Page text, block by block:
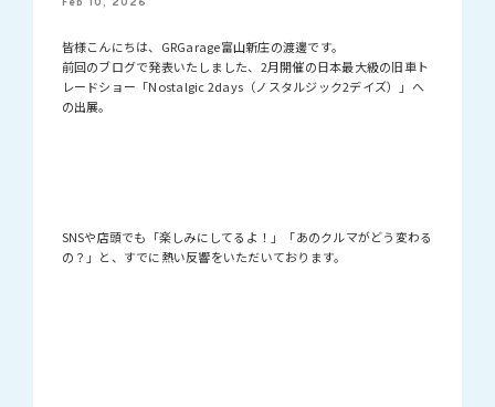
皆様こんにちは、GRGarage富山新庄の渡邊です。
前回のブログで発表いたしました、2月開催の日本最大級の旧車ト
レードショー「Nostalgic 2days（ノスタルジック2デイズ）」へ
の出展。
SNSや店頭でも「楽しみにしてるよ！」「あのクルマがどう変わる
の？」と、すでに熱い反響をいただいております。